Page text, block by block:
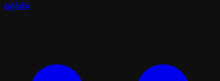
ბენზინი